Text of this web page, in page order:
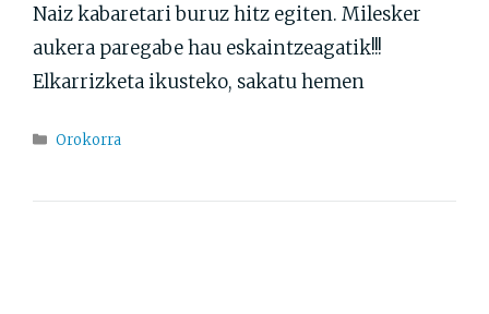
Naiz kabaretari buruz hitz egiten. Milesker
aukera paregabe hau eskaintzeagatik!!!
Elkarrizketa ikusteko, sakatu hemen
Atalak
Orokorra